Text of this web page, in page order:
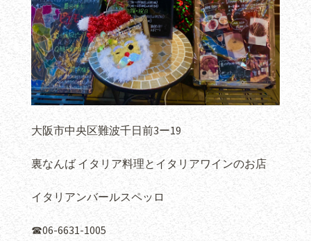
大阪市中央区難波千日前3ー19
裏なんば イタリア料理とイタリアワインのお店
イタリアンバールスペッロ
☎︎06-6631-1005